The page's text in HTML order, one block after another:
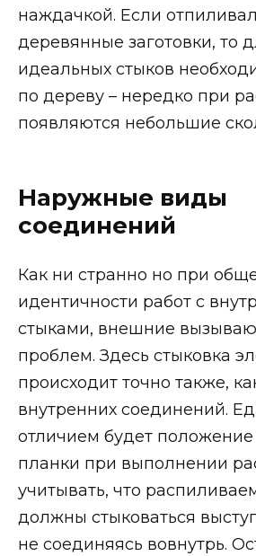
наждачкой. Если
деревянные заготовки, то
идеальных стыков
по дереву – нередко при
появляются небольшие
Наружные виды
соединений
Как ни странно но при
идентичности работ с
стыками, внешние
проблем. Здесь стыковка
происходит точно также,
внутренних соединений.
отличием будет
планки при выполнении
учитывать, что
должны стыковаться
не соединяясь вовнутрь.